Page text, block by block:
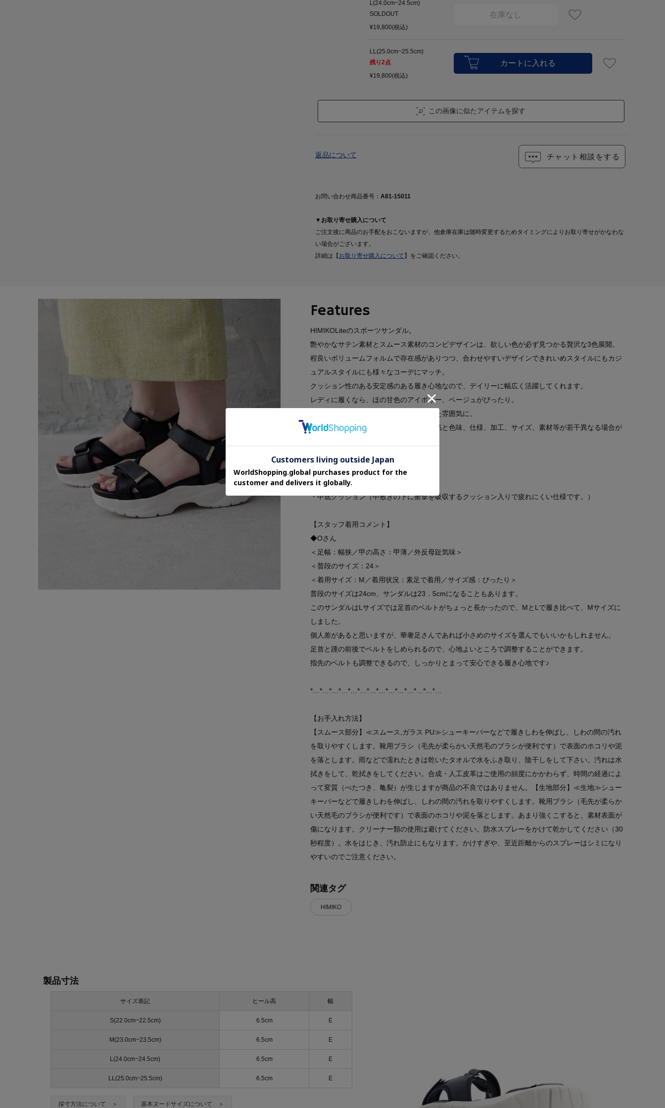
L(24.0cm~24.5cm)
SOLDOUT
¥19,800(税込)
在庫なし
LL(25.0cm~25.5cm)
残り2点
¥19,800(税込)
この画像に似たアイテムを探す
チャット相談をする
返品について
お問い合わせ商品番号： A81-15011
▼お取り寄せ購入について
ご注文後に商品のお手配をおこないますが、他倉庫在庫は随時変更するためタイミングによりお取り寄せがかなわな
い場合がございます。
詳細は【 お取り寄せ購入について 】をご確認ください。
Features
HIMIKOLiteのスポーツサンダル。
艶やかなサテン素材とスムース素材のコンビデザインは、欲しい色が必ず見つかる贅沢な3色展開。
程良いボリュームフォルムで存在感がありつつ、合わせやすいデザインできれいめスタイルにもカジ
ュアルスタイルにも様々なコーデにマッチ。
クッション性のある安定感のある履き心地なので、デイリーに幅広く活躍してくれます。
レディに履くなら、ほの甘色のアイボリー、ベージュがぴったり。
ブラックもシックなカラーできちんとした雰囲気に。
※画像の商品はサンプルです。実際の商品と色味、仕様、加工、サイズ、素材等が若干異なる場合が
【機能】
・軽量ソール
・中底クッション（中敷きの下に衝撃を吸収するクッション入りで疲れにくい仕様です。）
【スタッフ着用コメント】
◆Oさん
＜足幅：幅狭／甲の高さ：甲薄／外反母趾気味＞
＜普段のサイズ：24＞
＜着用サイズ：M／着用状況：素足で着用／サイズ感：ぴったり＞
普段のサイズは24cm、サンダルは23．5cmになることもあります。
このサンダルはLサイズでは足首のベルトがちょっと長かったので、MとLで履き比べて、Mサイズに
しました。
個人差があると思いますが、華奢足さんであれば小さめのサイズを選んでもいいかもしれません。
足首と踵の前後でベルトをしめられるので、心地よいところで調整することができます。
指先のベルトも調整できるので、しっかりとまって安心できる履き心地です♪
*…*…*…*…*…*…*…*…*…*…*…*…*…*…
【お手入れ方法】
【スムース部分】≪スムース,ガラス PU≫シューキーパーなどで履きしわを伸ばし、しわの間の汚れ
を取りやすくします。靴用ブラシ（毛先が柔らかい天然毛のブラシが便利です）で表面のホコリや泥
を落とします。雨などで濡れたときは乾いたタオルで水をふき取り、陰干しをして下さい。汚れは水
拭きをして、乾拭きをしてください。合成・人工皮革はご使用の頻度にかかわらず、時間の経過によ
って変質（べたつき、亀裂）が生じますが商品の不良ではありません。【生地部分】≪生地≫シュー
キーパーなどで履きしわを伸ばし、しわの間の汚れを取りやすくします。靴用ブラシ（毛先が柔らか
い天然毛のブラシが便利です）で表面のホコリや泥を落とします。あまり強くこすると、素材表面が
傷になります。クリーナー類の使用は避けてください。防水スプレーをかけて乾かしてください（30
秒程度）。水をはじき、汚れ防止にもなります。かけすぎや、至近距離からのスプレーはシミになり
やすいのでご注意ください。
関連タグ
HIMIKO
製品寸法
サイズ表記 ヒール高 幅
S(22.0cm~22.5cm) 6.5cm E
M(23.0cm~23.5cm) 6.5cm E
L(24.0cm~24.5cm) 6.5cm E
LL(25.0cm~25.5cm) 6.5cm E
採寸方法について ＞ 基本ヌードサイズについて ＞